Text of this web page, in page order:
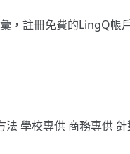
， 註冊免費的LingQ帳
法 學校專供 商務專供